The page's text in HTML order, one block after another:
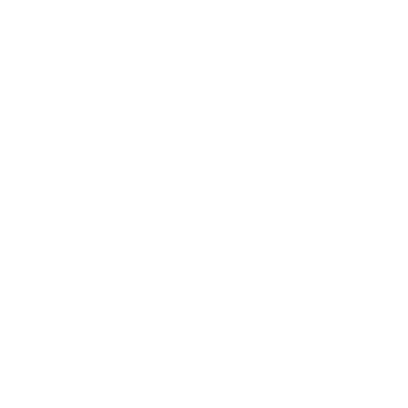
です。
ありません。
です。
ず変更すること